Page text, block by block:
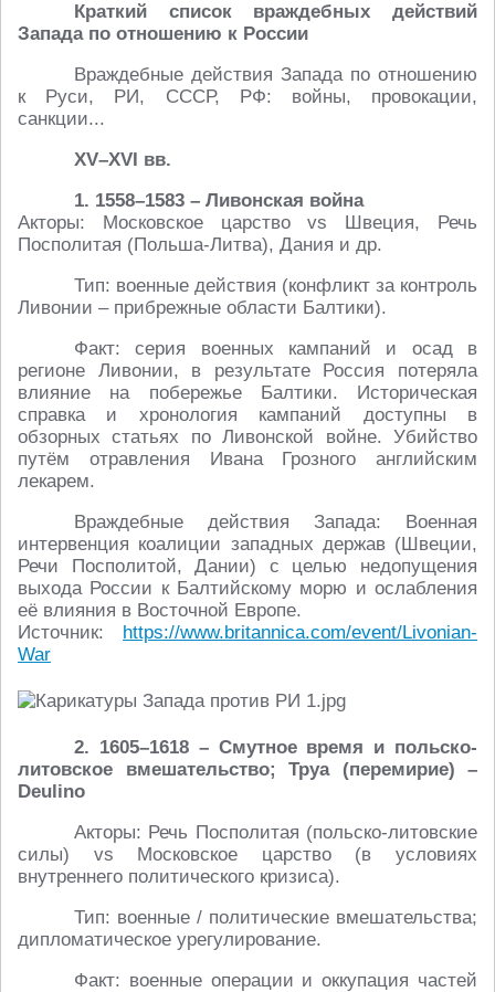
Краткий список враждебных действий
Запада по отношению к России
Враждебные действия Запада по отношению
к Руси, РИ, СССР, РФ: войны, провокации,
санкции...
XV–XVI вв.
1. 1558–1583 – Ливонская война
Акторы: Московское царство vs Швеция, Речь
Посполитая (Польша-Литва), Дания и др.
Тип: военные действия (конфликт за контроль
Ливонии – прибрежные области Балтики).
Факт: серия военных кампаний и осад в
регионе Ливонии, в результате Россия потеряла
влияние на побережье Балтики. Историческая
справка и хронология кампаний доступны в
обзорных статьях по Ливонской войне. Убийство
путём отравления Ивана Грозного английским
лекарем.
Враждебные действия Запада: Военная
интервенция коалиции западных держав (Швеции,
Речи Посполитой, Дании) с целью недопущения
выхода России к Балтийскому морю и ослабления
её влияния в Восточной Европе.
Источник: https://www.britannica.com/event/Livonian-
War
2. 1605–1618 – Смутное время и польско-
литовское вмешательство; Труа (перемирие) –
Deulino
Акторы: Речь Посполитая (польско-литовские
силы) vs Московское царство (в условиях
внутреннего политического кризиса).
Тип: военные / политические вмешательства;
дипломатическое урегулирование.
Факт: военные операции и оккупация частей